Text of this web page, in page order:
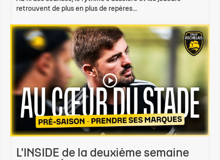
retrouvent de plus en plus de repères...
L'INSIDE de la deuxième semaine